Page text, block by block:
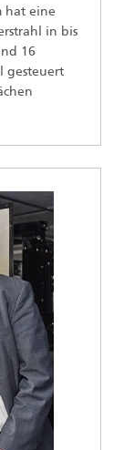
hat eine
in bis
16
gesteuert